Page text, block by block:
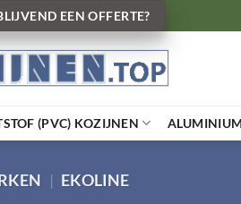
EEN OFFERTE?
(PVC) KOZIJNEN ALUMINIUM
| EKOLINE